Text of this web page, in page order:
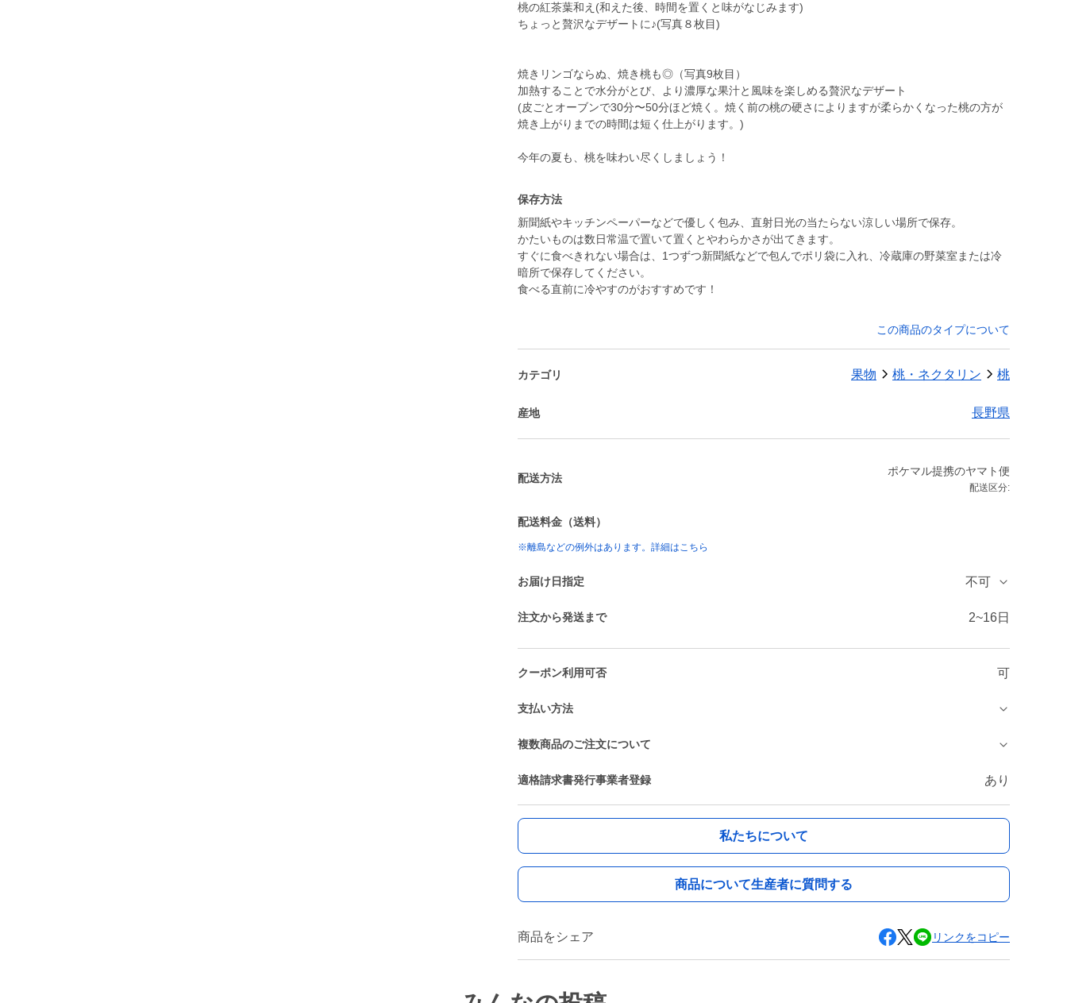
桃の紅茶葉和え(和えた後、時間を置くと味がなじみます)
ちょっと贅沢なデザートに♪(写真８枚目)
焼きリンゴならぬ、焼き桃も◎（写真9枚目）
加熱することで水分がとび、より濃厚な果汁と風味を楽しめる贅沢なデザート
(皮ごとオーブンで30分〜50分ほど焼く。焼く前の桃の硬さによりますが柔らかくなった桃の方が
焼き上がりまでの時間は短く仕上がります。)
今年の夏も、桃を味わい尽くしましょう！
保存方法
新聞紙やキッチンペーパーなどで優しく包み、直射日光の当たらない涼しい場所で保存。
かたいものは数日常温で置いて置くとやわらかさが出てきます。
すぐに食べきれない場合は、1つずつ新聞紙などで包んでポリ袋に入れ、冷蔵庫の野菜室または冷
暗所で保存してください。
食べる直前に冷やすのがおすすめです！
この商品のタイプについて
カテゴリ 果物 桃・ネクタリン 桃
産地 長野県
配送方法
ポケマル提携のヤマト便
配送区分:
配送料金（送料）
※離島などの例外はあります。詳細はこちら
お届け日指定 不可
注文から発送まで 2~16日
クーポン利用可否 可
支払い方法
複数商品のご注文について
適格請求書発行事業者登録 あり
私たちについて
商品について生産者に質問する
商品をシェア リンクをコピー